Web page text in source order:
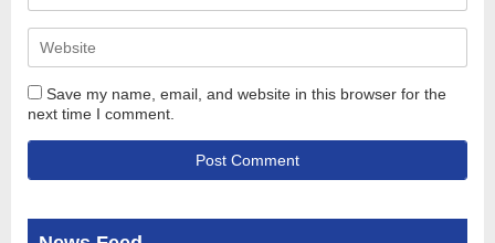
Save my name, email, and website in this browser for the
next time I comment.